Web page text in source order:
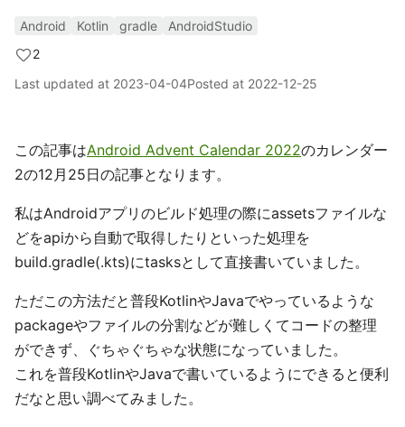
Android Kotlin gradle
AndroidStudio
2
Last updated at 2023-04-04Posted at 2022-12-25
この記事はAndroid Advent Calendar 2022のカレンダー
2の12月25日の記事となります。
私はAndroidアプリのビルド処理の際にassetsファイルな
どをapiから自動で取得したりといった処理を
build.gradle(.kts)にtasksとして直接書いていました。
ただこの方法だと普段KotlinやJavaでやっているような
packageやファイルの分割などが難しくてコードの整理
ができず、ぐちゃぐちゃな状態になっていました。
これを普段KotlinやJavaで書いているようにできると便利
だなと思い調べてみました。